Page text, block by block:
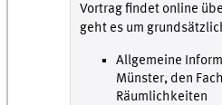
Vortrag findet online
geht es um
Allgemeine
Münster, den
Räumlichkeiten